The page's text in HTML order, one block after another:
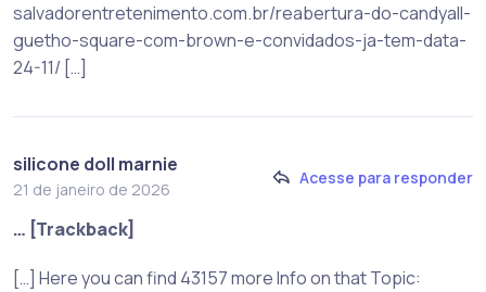
salvadorentretenimento.com.br/reabertura-do-candyall-
guetho-square-com-brown-e-convidados-ja-tem-data-
24-11/ […]
silicone doll marnie
21 de janeiro de 2026
Acesse para responder
… [Trackback]
[…] Here you can find 43157 more Info on that Topic: